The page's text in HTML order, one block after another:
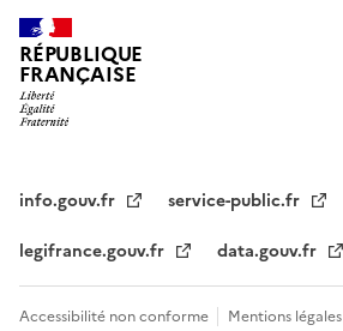
RÉPUBLIQUE
FRANÇAISE
info.gouv.fr
service-public.fr
legifrance.gouv.fr
data.gouv.fr
Accessibilité non conforme Mentions légales